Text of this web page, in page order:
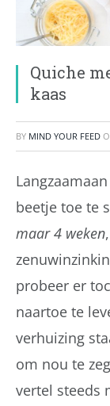
Quiche
kaas
BY MIND YOUR FEED
beetje toe te
maar 4 weken
probeer er
naartoe te
verhuizing
om nou te
vertel steeds